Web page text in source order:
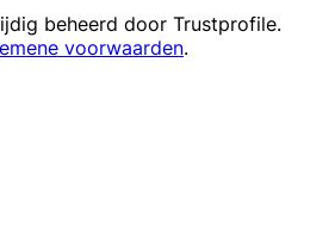
beheerd door Trustprofile.
voorwaarden.